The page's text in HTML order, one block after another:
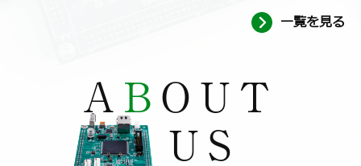
一覧を見る
A B OUT
US